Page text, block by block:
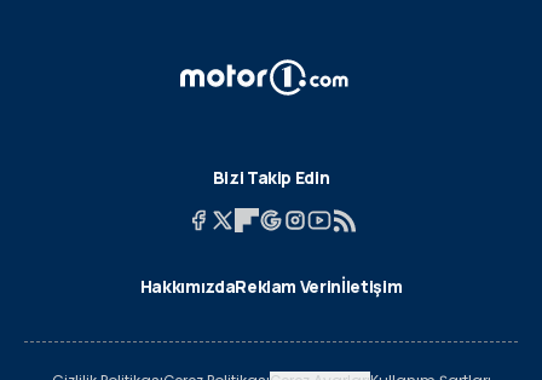
Bizi Takip Edin
HakkımızdaReklam Verinİletişim